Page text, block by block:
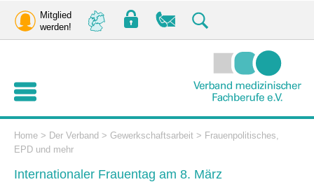
Mitglied
werden!
Home > Der Verband > Gewerkschaftsarbeit > Frauenpolitisches,
EPD und mehr
Internationaler Frauentag am 8. März